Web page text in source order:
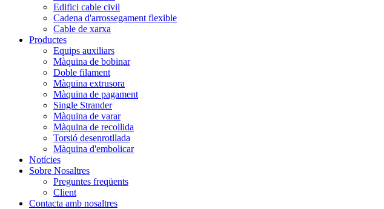
Edifici cable civil
Cadena d'arrossegament flexible
Cable de xarxa
Productes
Equips auxiliars
Màquina de bobinar
Doble filament
Màquina extrusora
Màquina de pagament
Single Strander
Màquina de varar
Màquina de recollida
Torsió desenrotllada
Màquina d'embolicar
Notícies
Sobre Nosaltres
Preguntes freqüents
Client
Contacta amb nosaltres